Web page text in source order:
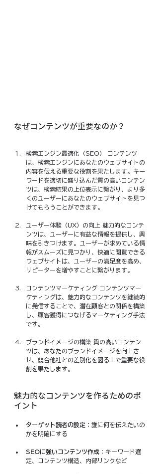
なぜコンテンツが重要なのか？
検索エンジン最適化（SEO） コンテンツ
は、検索エンジンにあなたのウェブサイトの
内容を伝える重要な役割を果たします。キー
ワードを適切に盛り込んだ質の高いコンテン
ツは、検索結果の上位表示に繋がり、より多
くのユーザーにあなたのウェブサイトを見つ
けてもらうことができます。
ユーザー体験（UX）の向上 魅力的なコンテ
ンツは、ユーザーに有益な情報を提供し、興
味を引きつけます。ユーザーが求めている情
報がスムーズに見つかり、快適に閲覧できる
ウェブサイトは、ユーザーの満足度を高め、
リピーターを増やすことに繋がります。
コンテンツマーケティング コンテンツマー
ケティングは、魅力的なコンテンツを継続的
に発信することで、潜在顧客との関係を構築
し、顧客獲得につなげるマーケティング手法
です。
ブランドイメージの構築 質の高いコンテン
ツは、あなたのブランドイメージを向上さ
せ、競合他社との差別化を図る上で重要な役
割を果たします。
魅力的なコンテンツを作るためのポ
イント
ターゲット読者の設定 ：誰に何を伝えたいの
かを明確にする
SEOに強いコンテンツ作成 ：キーワード選
定、コンテンツ構造、内部リンクなど